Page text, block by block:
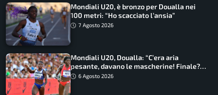
Mondiali U20, è bronzo per Doualla nei
100 metri: “Ho scacciato l’ansia”
7 Agosto 2026
Mondiali U20, Doualla: “C’era aria
pesante, davano le mascherine! Finale?
Non ho nulla da perdere”
6 Agosto 2026